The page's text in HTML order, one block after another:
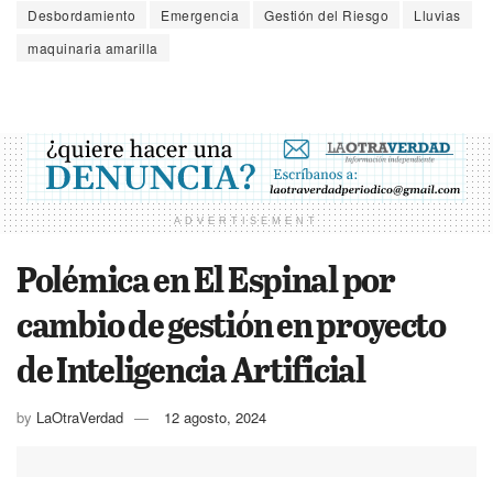
Desbordamiento Emergencia Gestión del Riesgo
Lluvias
maquinaria amarilla
ADVERTISEMENT
Polémica en El Espinal por
cambio de gestión en proyecto
de Inteligencia Artificial
by LaOtraVerdad 12 agosto, 2024